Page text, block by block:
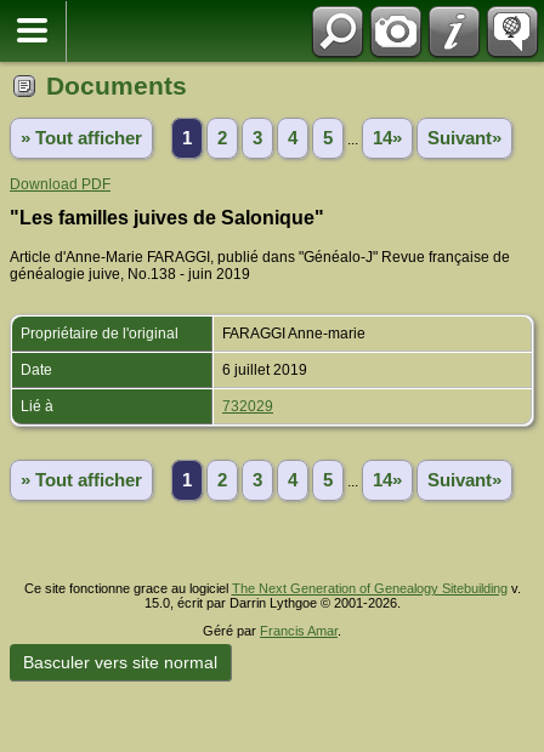
Documents
» Tout afficher 1 2 3 4 5 ... 14» Suivant»
Download PDF
"Les familles juives de Salonique"
Article d'Anne-Marie FARAGGI, publié dans "Généalo-J" Revue française de
généalogie juive, No.138 - juin 2019
Propriétaire de l'original FARAGGI Anne-marie
Date 6 juillet 2019
Lié à 732029
» Tout afficher 1 2 3 4 5 ... 14» Suivant»
Ce site fonctionne grace au logiciel The Next Generation of Genealogy Sitebuildingv.
15.0, écrit par Darrin Lythgoe © 2001-2026.
Géré par Francis Amar.
Basculer vers site normal